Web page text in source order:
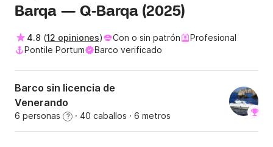
Barqa — Q-Barqa (2025)
4.8 (12 opiniones) Con o sin patrón
Profesional
Pontile Portum
Barco verificado
Barco sin licencia de
Venerando
6 personas ? · 40 caballos · 6 metros